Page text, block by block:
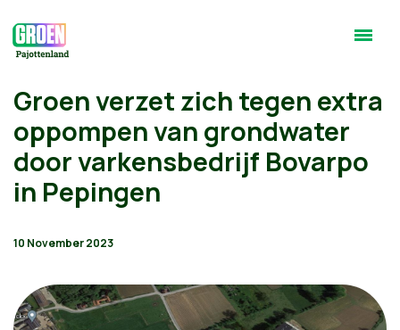
Groen verzet zich tegen extra
oppompen van grondwater
door varkensbedrijf Bovarpo
in Pepingen
10 November 2023